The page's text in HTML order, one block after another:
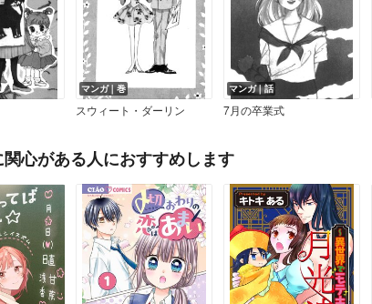
マンガ｜巻
スウィート・ダーリン
マンガ｜話
7月の卒業式
関心がある人におすすめします